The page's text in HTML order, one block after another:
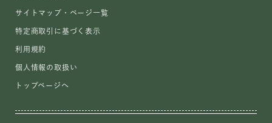
サイトマップ・ページ一覧
特定商取引に基づく表示
利用規約
個人情報の取扱い
トップページへ